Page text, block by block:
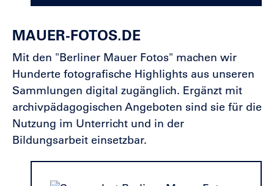
MAUER-FOTOS.DE
Mit den "Berliner Mauer Fotos" machen wir
Hunderte fotografische Highlights aus unseren
Sammlungen digital zugänglich. Ergänzt mit
archivpädagogischen Angeboten sind sie für die
Nutzung im Unterricht und in der
Bildungsarbeit einsetzbar.